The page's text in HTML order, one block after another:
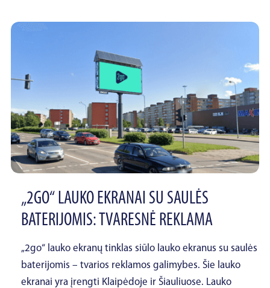
„2GO“ LAUKO EKRANAI SU SAULĖS
BATERIJOMIS: TVARESNĖ REKLAMA
„2go“ lauko ekranų tinklas siūlo lauko ekranus su saulės
baterijomis – tvarios reklamos galimybes. Šie lauko
ekranai yra įrengti Klaipėdoje ir Šiauliuose. Lauko